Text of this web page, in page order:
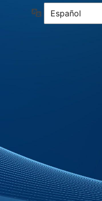
Idioma